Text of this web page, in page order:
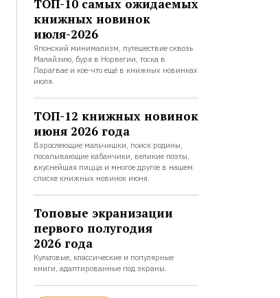
ТОП-10 самых ожидаемых
книжных новинок
июля-2026
Японский минимализм, путешествие сквозь
Малайзию, буря в Норвегии, тоска в
Парагвае и кое-что ещё в книжных новинках
июля.
ТОП-12 книжных новинок
июня 2026 года
Взрослеющие мальчишки, поиск родины,
посапывающие кабанчики, великие поэты,
вкуснейшая пицца и многое другое в нашем
списке книжных новинок июня.
Топовые экранизации
первого полугодия
2026 года
Культовые, классические и популярные
книги, адаптированные под экраны.